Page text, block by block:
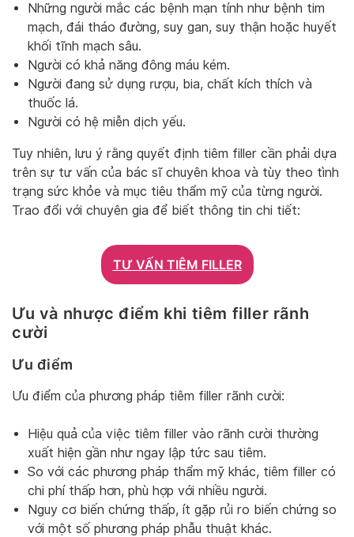
Những người mắc các bệnh mạn tính như bệnh tim
mạch, đái tháo đường, suy gan, suy thận hoặc huyết
khối tĩnh mạch sâu.
Người có khả năng đông máu kém.
Người đang sử dụng rượu, bia, chất kích thích và
thuốc lá.
Người có hệ miễn dịch yếu.
Tuy nhiên, lưu ý rằng quyết định tiêm filler cần phải dựa
trên sự tư vấn của bác sĩ chuyên khoa và tùy theo tình
trạng sức khỏe và mục tiêu thẩm mỹ của từng người.
Trao đổi với chuyên gia để biết thông tin chi tiết:
TƯ VẤN TIÊM FILLER
Ưu và nhược điểm khi tiêm filler rãnh
cười
Ưu điểm
Ưu điểm của phương pháp tiêm filler rãnh cười:
Hiệu quả của việc tiêm filler vào rãnh cười thường
xuất hiện gần như ngay lập tức sau tiêm.
So với các phương pháp thẩm mỹ khác, tiêm filler có
chi phí thấp hơn, phù hợp với nhiều người.
Nguy cơ biến chứng thấp, ít gặp rủi ro biến chứng so
với một số phương pháp phẫu thuật khác.